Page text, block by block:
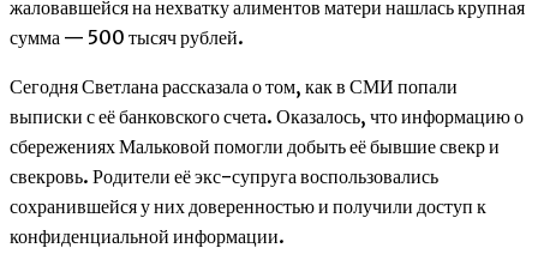
жаловавшейся на нехватку алиментов матери нашлась крупная
сумма — 500 тысяч рублей.
Сегодня Светлана рассказала о том, как в СМИ попали
выписки с её банковского счета. Оказалось, что информацию о
сбережениях Мальковой помогли добыть её бывшие свекр и
свекровь. Родители её экс-супруга воспользовались
сохранившейся у них доверенностью и получили доступ к
конфиденциальной информации.